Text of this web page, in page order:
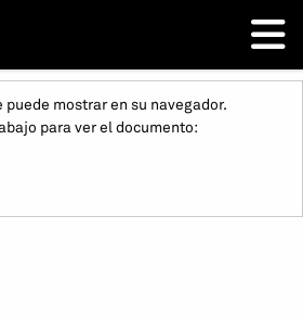
puede mostrar en su navegador.
para ver el documento: